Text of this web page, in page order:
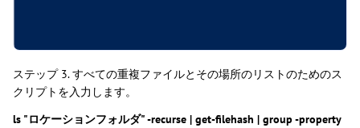
ステップ 3. すべての重複ファイルとその場所のリストのためのス
クリプトを入力します。
ls "ロケーションフォルダ" -recurse | get-filehash | group -property